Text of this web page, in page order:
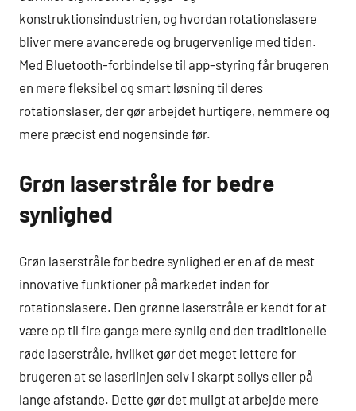
konstruktionsindustrien, og hvordan rotationslasere
bliver mere avancerede og brugervenlige med tiden.
Med Bluetooth-forbindelse til app-styring får brugeren
en mere fleksibel og smart løsning til deres
rotationslaser, der gør arbejdet hurtigere, nemmere og
mere præcist end nogensinde før.
Grøn laserstråle for bedre
synlighed
Grøn laserstråle for bedre synlighed er en af de mest
innovative funktioner på markedet inden for
rotationslasere. Den grønne laserstråle er kendt for at
være op til fire gange mere synlig end den traditionelle
røde laserstråle, hvilket gør det meget lettere for
brugeren at se laserlinjen selv i skarpt sollys eller på
lange afstande. Dette gør det muligt at arbejde mere